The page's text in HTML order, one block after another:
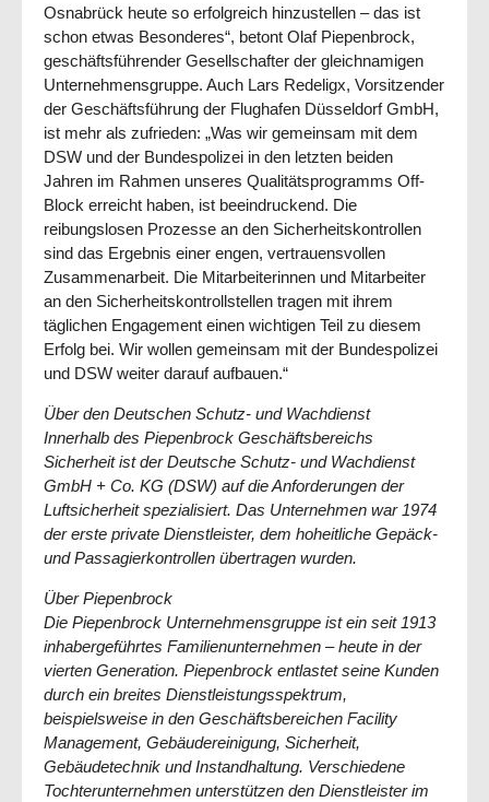
Osnabrück heute so erfolgreich hinzustellen – das ist
schon etwas Besonderes“, betont Olaf Piepenbrock,
geschäftsführender Gesellschafter der gleichnamigen
Unternehmensgruppe. Auch Lars Redeligx, Vorsitzender
der Geschäftsführung der Flughafen Düsseldorf GmbH,
ist mehr als zufrieden: „Was wir gemeinsam mit dem
DSW und der Bundespolizei in den letzten beiden
Jahren im Rahmen unseres Qualitätsprogramms Off-
Block erreicht haben, ist beeindruckend. Die
reibungslosen Prozesse an den Sicherheitskontrollen
sind das Ergebnis einer engen, vertrauensvollen
Zusammenarbeit. Die Mitarbeiterinnen und Mitarbeiter
an den Sicherheitskontrollstellen tragen mit ihrem
täglichen Engagement einen wichtigen Teil zu diesem
Erfolg bei. Wir wollen gemeinsam mit der Bundespolizei
und DSW weiter darauf aufbauen.“
Über den Deutschen Schutz- und Wachdienst
Innerhalb des Piepenbrock Geschäftsbereichs
Sicherheit ist der Deutsche Schutz- und Wachdienst
GmbH + Co. KG (DSW) auf die Anforderungen der
Luftsicherheit spezialisiert. Das Unternehmen war 1974
der erste private Dienstleister, dem hoheitliche Gepäck-
und Passagierkontrollen übertragen wurden.
Über Piepenbrock
Die Piepenbrock Unternehmensgruppe ist ein seit 1913
inhabergeführtes Familienunternehmen – heute in der
vierten Generation. Piepenbrock entlastet seine Kunden
durch ein breites Dienstleistungsspektrum,
beispielsweise in den Geschäftsbereichen Facility
Management, Gebäudereinigung, Sicherheit,
Gebäudetechnik und Instandhaltung. Verschiedene
Tochterunternehmen unterstützen den Dienstleister im